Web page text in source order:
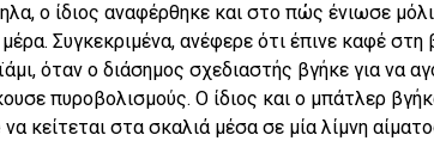
ο ίδιος αναφέρθηκε και στο πώς ένιωσε
μέρα. Συγκεκριμένα, ανέφερε ότι έπινε καφέ
όταν ο διάσημος σχεδιαστής βγήκε για να
πυροβολισμούς. Ο ίδιος και ο μπάτλερ
κείτεται στα σκαλιά μέσα σε μία λίμνη